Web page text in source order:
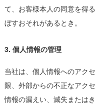
て、お客様本人の同意を得
ぼすおそれがあるとき。
3. 個人情報の管理
当社は、個人情報へのアク
限、外部からの不正なアク
情報の漏えい、滅失または